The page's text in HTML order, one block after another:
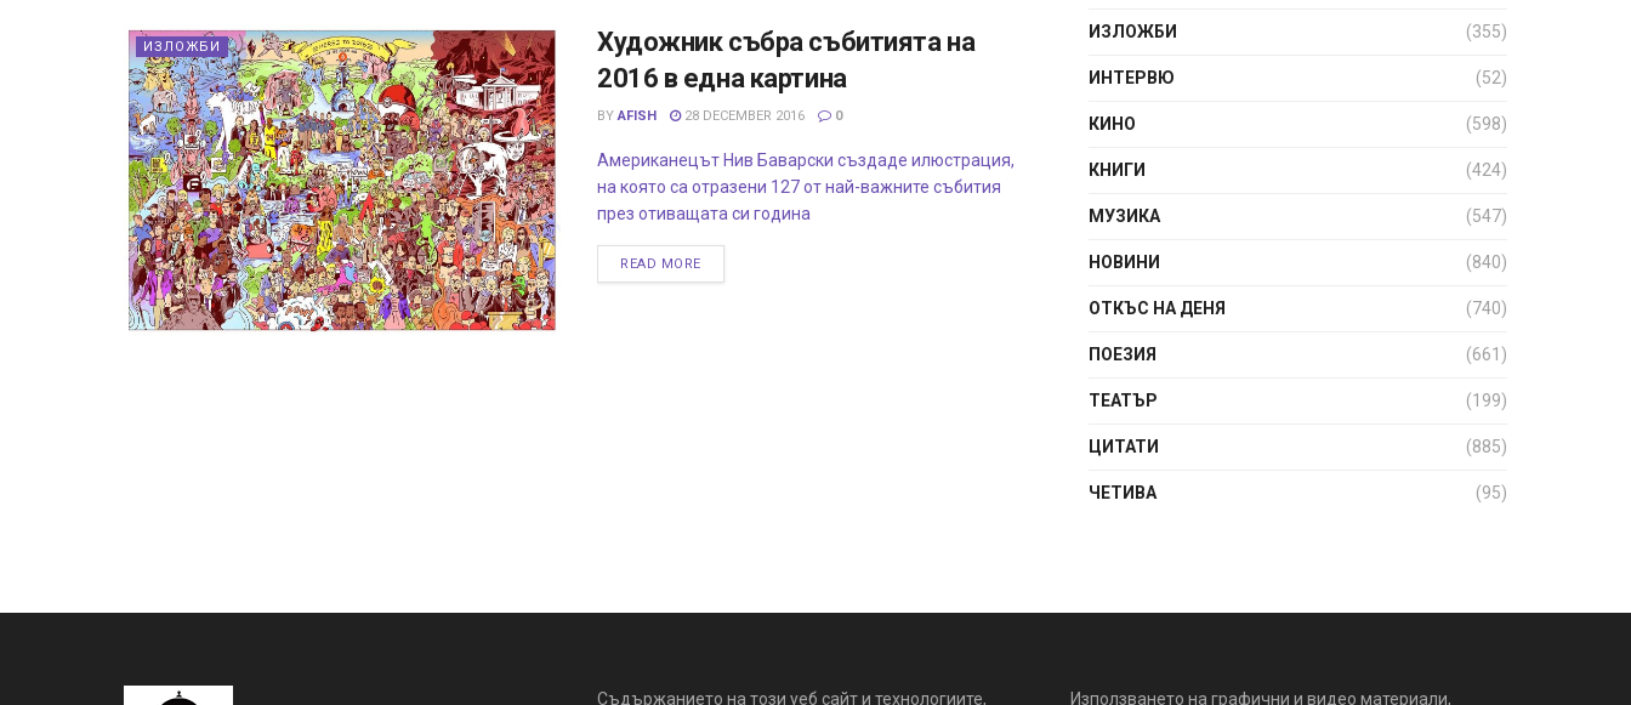
ИЗЛОЖБИ
Художник събра събитията на
2016 в една картина
BY AFISH 28 DECEMBER 2016 0
Американецът Нив Баварски създаде илюстрация,
на която са отразени 127 от най-важните събития
през отиващата си година
READ MORE
ИЗЛОЖБИ (355)
ИНТЕРВЮ (52)
КИНО (598)
КНИГИ (424)
МУЗИКА (547)
НОВИНИ (840)
ОТКЪС НА ДЕНЯ (740)
ПОЕЗИЯ (661)
ТЕАТЪР (199)
ЦИТАТИ (885)
ЧЕТИВА (95)
Съдържанието на този уеб сайт и технологиите, Използването на графични и видео материали,